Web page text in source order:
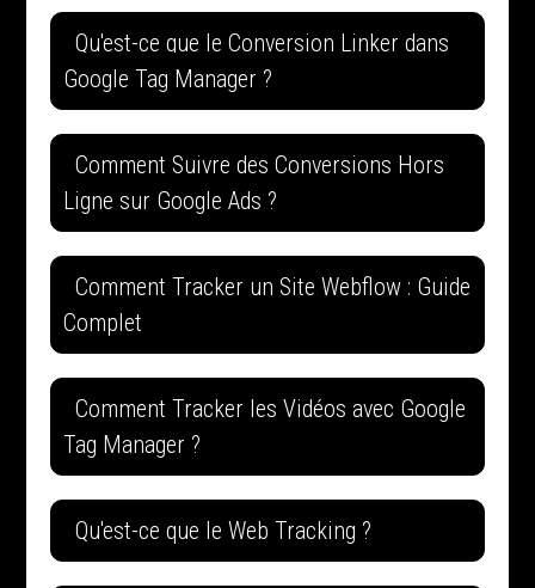
Qu'est-ce que le Conversion Linker dans
Google Tag Manager ?
Comment Suivre des Conversions Hors
Ligne sur Google Ads ?
Comment Tracker un Site Webflow : Guide
Complet
Comment Tracker les Vidéos avec Google
Tag Manager ?
Qu'est-ce que le Web Tracking ?